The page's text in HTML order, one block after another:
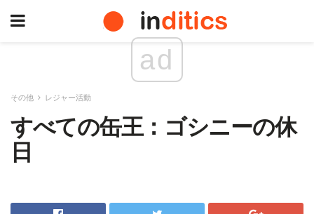
ad
その他 レジャー活動
すべての缶王：ゴシニーの休
日